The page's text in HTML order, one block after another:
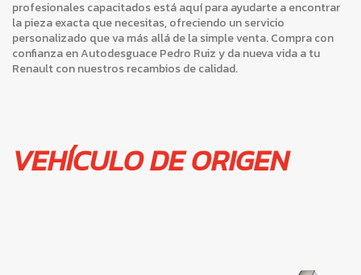
profesionales capacitados está aquí para ayudarte a encontrar
la pieza exacta que necesitas, ofreciendo un servicio
personalizado que va más allá de la simple venta. Compra con
confianza en Autodesguace Pedro Ruiz y da nueva vida a tu
Renault con nuestros recambios de calidad.
VEHÍCULO DE ORIGEN